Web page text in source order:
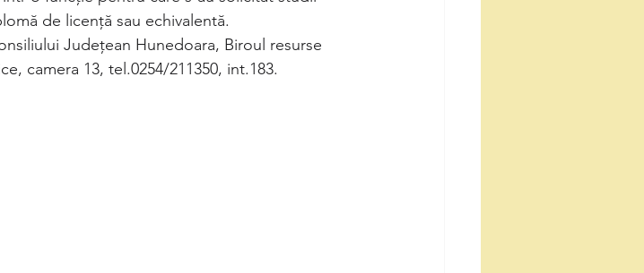
de licență sau echivalentă.
Județean Hunedoara, Biroul resurse
camera 13, tel.0254/211350, int.183.